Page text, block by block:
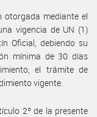
otorgada mediante el
vigencia de UN (1)
Oficial, debiendo su
mínima de 30 días
el trámite de
vigente.
2º de la presente